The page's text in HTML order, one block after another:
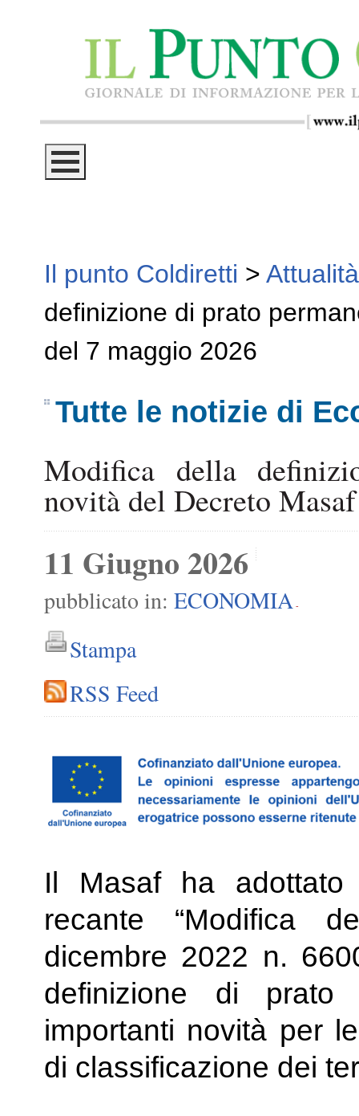
Il punto Coldiretti > Attualità
definizione di prato
del 7 maggio 2026
Tutte le notizie di
Modifica della
novità del Decreto
11 Giugno 2026
pubblicato in: ECONOMIA -
Stampa
RSS Feed
Il Masaf ha
recante “Modifica
dicembre 2022 n.
definizione di prato
importanti novità per
di classificazione dei